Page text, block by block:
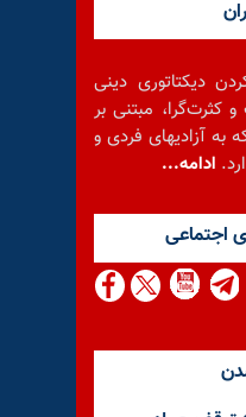
دیکتاتوری دینی
کثرت‌گرا، مبتنی بر
آزادیهای فردی و
ادامه...
اجتماعى